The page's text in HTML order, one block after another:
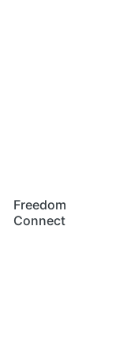
Freedom
Connect